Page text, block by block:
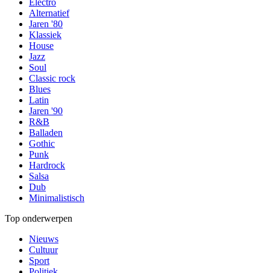
Electro
Alternatief
Jaren '80
Klassiek
House
Jazz
Soul
Classic rock
Blues
Latin
Jaren '90
R&B
Balladen
Gothic
Punk
Hardrock
Salsa
Dub
Minimalistisch
Top onderwerpen
Nieuws
Cultuur
Sport